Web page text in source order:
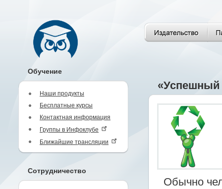
Обучение
Наши продукты
Бесплатные курсы
Контактная информация
Группы в Инфоклубе
Ближайшие трансляции
Сотрудничество
«Успешный
Обычно